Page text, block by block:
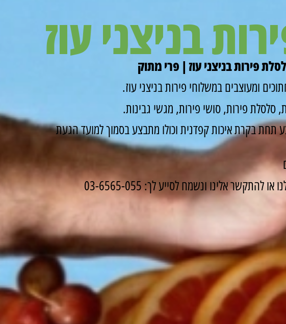
בניצני עוז
פירות בניצני עוז | פרי מתוק
ומעוצבים במשלוחי פירות בניצני עוז.
סלסלת פירות, סושי פירות, מגשי גבינות.
בקרת איכות קפדנית וכולו מתבצע בסמוך למועד הגעת
אלינו ונשמח לסייע לך: 03-6565-055